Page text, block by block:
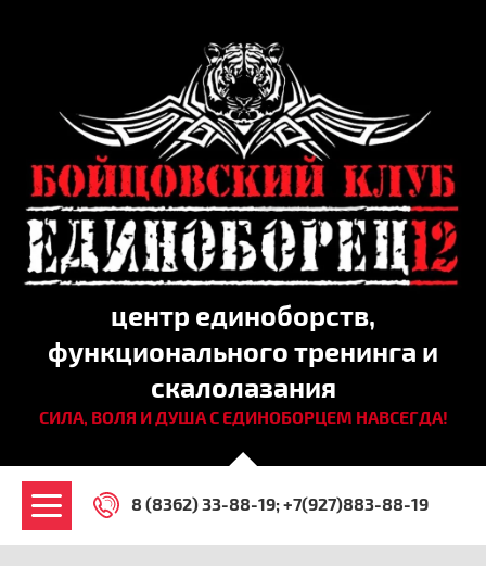
центр единоборств,
функционального тренинга и
скалолазания
СИЛА, ВОЛЯ И ДУША С ЕДИНОБОРЦЕМ НАВСЕГДА!
8 (8362) 33-88-19 +7(927)883-88-19